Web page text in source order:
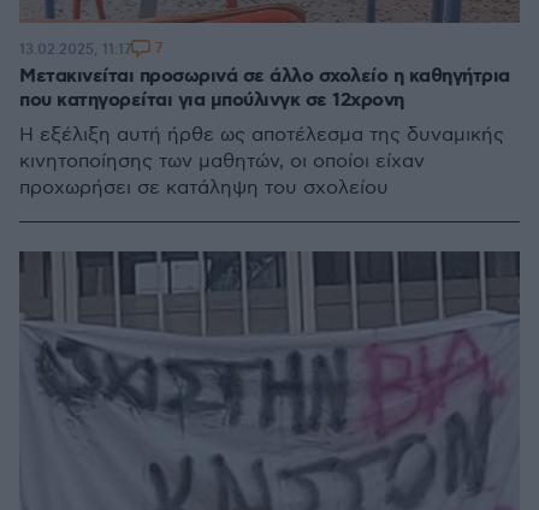
Μετακινείται προσωρινά σε άλλο σχολείο η καθηγήτρια
που κατηγορείται για μπούλινγκ σε 12χρονη
Η εξέλιξη αυτή ήρθε ως αποτέλεσμα της δυναμικής
κινητοποίησης των μαθητών, οι οποίοι είχαν
προχωρήσει σε κατάληψη του σχολείου
13.02.2025, 11:17 7